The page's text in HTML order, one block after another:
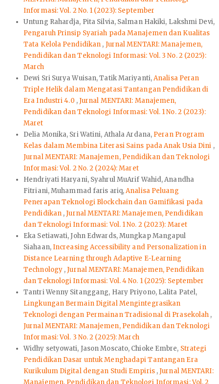
Informasi: Vol. 2 No. 1 (2023): September
Untung Rahardja, Pita Silvia, Salman Hakiki, Lakshmi Devi,
Pengaruh Prinsip Syariah pada Manajemen dan Kualitas
Tata Kelola Pendidikan , Jurnal MENTARI: Manajemen,
Pendidikan dan Teknologi Informasi: Vol. 3 No. 2 (2025):
March
Dewi Sri Surya Wuisan, Tatik Mariyanti,Analisa Peran
Triple Helik dalam Mengatasi Tantangan Pendidikan di
Era Industri 4.0 ,Jurnal MENTARI: Manajemen,
Pendidikan dan Teknologi Informasi: Vol. 1 No. 2 (2023):
Maret
Delia Monika, Sri Watini, Athala Ardana, Peran Program
Kelas dalam Membina Literasi Sains pada Anak Usia Dini ,
Jurnal MENTARI: Manajemen, Pendidikan dan Teknologi
Informasi: Vol. 2 No. 2 (2024): Maret
Hendriyati Haryani, Syahrul MuArif Wahid, Anandha
Fitriani, Muhammad faris ariq,Analisa Peluang
Penerapan Teknologi Blockchain dan Gamifikasi pada
Pendidikan ,Jurnal MENTARI: Manajemen, Pendidikan
dan Teknologi Informasi: Vol. 1 No. 2 (2023): Maret
Eka Setiawati, John Edwards, Mungkap Mangapul
Siahaan,Increasing Accessibility and Personalization in
Distance Learning through Adaptive E-Learning
Technology ,Jurnal MENTARI: Manajemen, Pendidikan
dan Teknologi Informasi: Vol. 4 No. 1 (2025): September
Tantri Wenny Sitanggang, Hary Priyono, Lalita Patel,
Lingkungan Bermain Digital Mengintegrasikan
Teknologi dengan Permainan Tradisional di Prasekolah ,
Jurnal MENTARI: Manajemen, Pendidikan dan Teknologi
Informasi: Vol. 3 No. 2 (2025): March
Widhy setyowati, Jason Moscato, Chioke Embre, Strategi
Pendidikan Dasar untuk Menghadapi Tantangan Era
Kurikulum Digital dengan Studi Empiris ,Jurnal MENTARI:
Manajemen, Pendidikan dan Teknologi Informasi: Vol. 2